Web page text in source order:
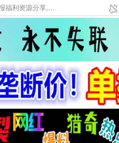
本网站提供资源工具下载，大老表资源工具，大表哥资源网软件工具，大老表资源下载，活动线报福利资源分享,活动线报，大型网游经典游戏，网络热门技术游戏辅助交流与分享。